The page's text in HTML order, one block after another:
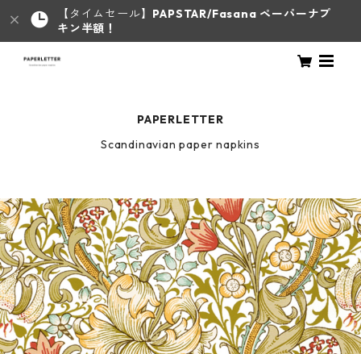
【タイムセール】 PAPSTAR/Fasana ペーパーナプ
キン半額！
PAPERLETTER
Scandinavian paper napkins